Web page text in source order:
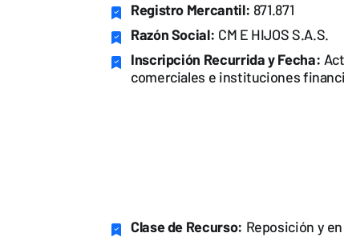
Registro Mercantil: 871.871
Razón Social: CM E HIJOS S.A.S.
Inscripción Recurrida y Fecha:
comerciales e instituciones
Clase de Recurso: Reposición y